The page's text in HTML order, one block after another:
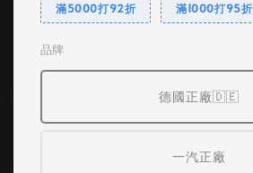
滿5000打92折 滿1000打95折
品牌
德國正廠🇩🇪
一汽正廠